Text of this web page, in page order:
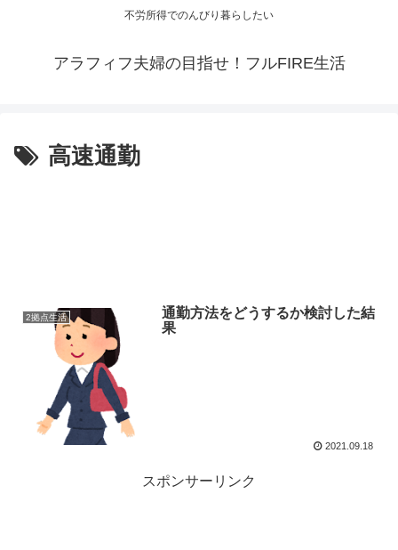
不労所得でのんびり暮らしたい
アラフィフ夫婦の目指せ！フルFIRE生活
高速通勤
2拠点生活
通勤方法をどうするか検討した結
果
2021.09.18
スポンサーリンク